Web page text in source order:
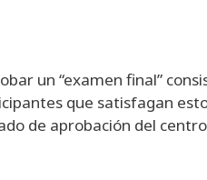
un “examen final”
que satisfagan
de aprobación del